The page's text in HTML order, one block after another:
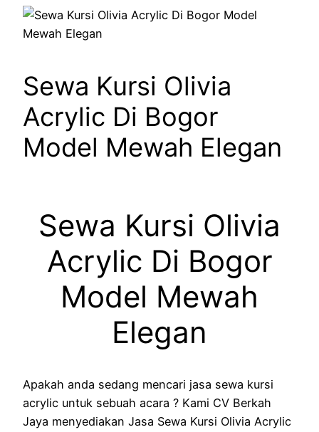
Sewa Kursi Olivia
Acrylic Di Bogor
Model Mewah Elegan
Sewa Kursi Olivia
Acrylic Di Bogor
Model Mewah
Elegan
Apakah anda sedang mencari jasa sewa kursi
acrylic untuk sebuah acara ? Kami CV Berkah
Jaya menyediakan Jasa Sewa Kursi Olivia Acrylic